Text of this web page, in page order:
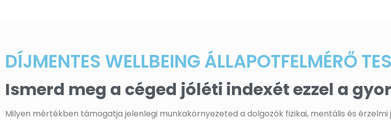
DÍJMENTES WELLBEING ÁLLAPOTFELMÉRŐ
Ismerd meg a céged jóléti indexét ezzel a
Milyen mértékben támogatja jelenlegi munkakörnyezeted a dolgozók fizikai, mentális és